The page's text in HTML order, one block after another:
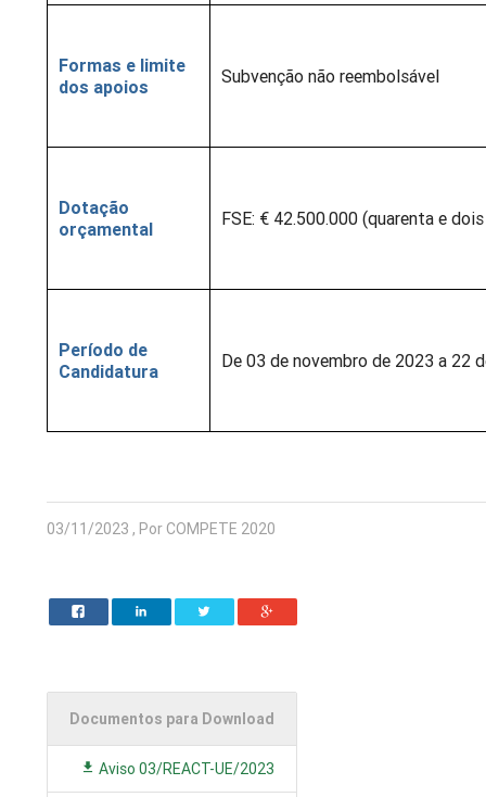
Formas e limite
dos apoios
Subvenção não reembolsável
Dotação
orçamental
FSE: € 42.500.000 (quarenta e
Período de
Candidatura
De 03 de novembro de 2023 a 22
03/11/2023 , Por COMPETE 2020
Documentos para Download
Aviso 03/REACT-UE/2023